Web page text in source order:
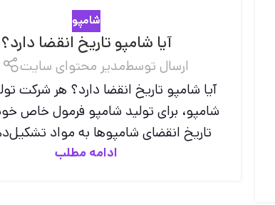
شامپو
آیا شامپو تاریخ انقضا دارد؟
ارسال توسطمدیر محتوای سایت
آیا شامپو تاریخ انقضا دارد؟ هر شرکت
شامپو، برای تولید شامپو فرمول خاص
تاریخ انقضای شامپوها به مواد
ادامه مطلب